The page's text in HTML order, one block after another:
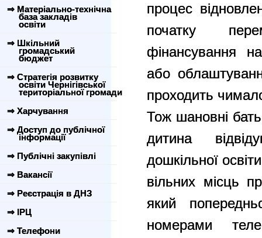
⇒ Матеріально-технічна
база закладів
освіти
⇒ Шкільний
громадський
бюджет
⇒ Стратегія розвитку
освіти Чернігівської
територіальної громади
⇒ Харчування
⇒ Доступ до публічної
інформації
⇒ Публічні закупівлі
⇒ Вакансії
⇒ Реєстрація в ДНЗ
⇒ ІРЦ
⇒ Телефони
процес
початку
фінансування
або
проходить
Тож шановні
дитина
дошкільної
вільних місць
який
номерами